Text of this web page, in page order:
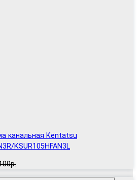
канальная Kentatsu
KSUR105HFAN3L